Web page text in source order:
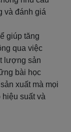
và đánh giá
giúp tăng
qua việc
lượng sản
bài học
xuất mà mọi
suất và